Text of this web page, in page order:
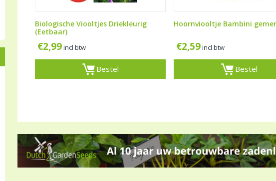
Biologische Viooltjes Driekleurig
(Eetbaar)
€2,99incl btw
Bestel
Hoornviooltje Bambini
€2,59incl btw
Bestel